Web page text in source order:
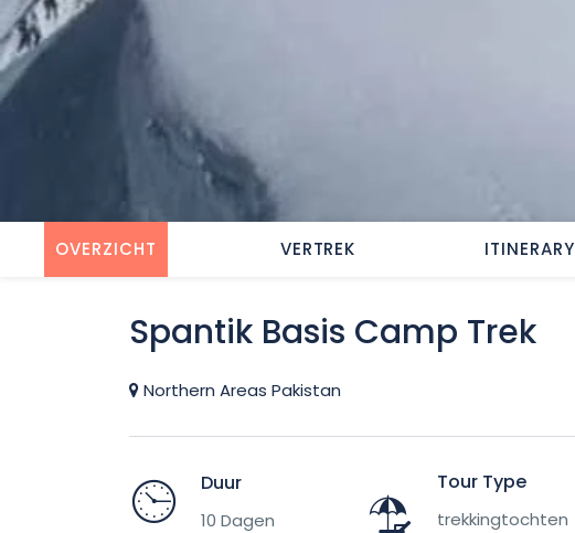
OVERZICHT VERTREK ITINERARY
Spantik Basis Camp Trek
Northern Areas Pakistan
Duur
10 Dagen
Tour Type
trekkingtochten